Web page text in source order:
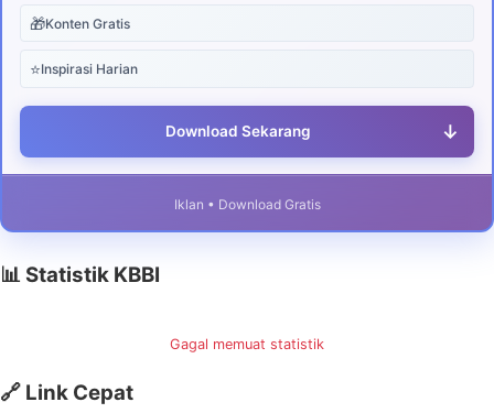
🎁Konten Gratis
⭐Inspirasi Harian
Download Sekarang ↓
Iklan • Download Gratis
📊 Statistik KBBI
Gagal memuat statistik
🔗 Link Cepat